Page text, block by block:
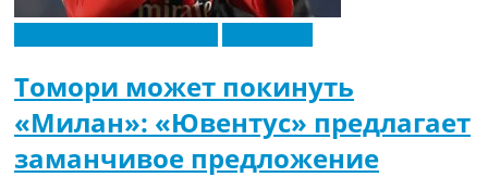
Томори может покинуть
«Милан»: «Ювентус» предлагает
заманчивое предложение